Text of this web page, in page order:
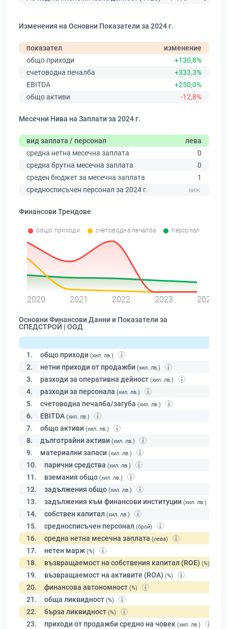
Изменения на Основни Показатели за 2024 г.
показател
изменение
общо приходи
+130,8%
счетоводна печалба
+333,3%
EBITDA
+250,0%
общо активи
-12,8%
Месечни Нива на Заплати за 2024 г.
вид заплата / персонал
лева
средна нетна месечна заплата
0
средна брутна месечна заплата
0
среден бюджет за месечна заплата
1
средносписъчен персонал за 2024 г.
Финансови Трендове
общо приходи счетоводна печалба персонал
2020 2021 2022 2023 2024
Основни Финансови Данни и Показатели за
СПЕДСТРОЙ | ООД
1. общо приходи (хил. лв.)
2. нетни приходи от продажби (хил. лв.)
3. разходи за оперативна дейност (хил. лв.)
4. разходи за персонала (хил. лв.)
5. счетоводна печалба/загуба (хил. лв.)
6. EBITDA (хил. лв.)
7. общо активи (хил. лв.)
8. дълготрайни активи (хил. лв.)
9. материални запаси (хил. лв.)
10. парични средства (хил. лв.)
11. вземания общо (хил. лв.)
12. задължения общо (хил. лв.)
13. задължения към финансови институции (хил. лв.)
14. собствен капитал (хил. лв.)
15. средносписъчен персонал (брой)
16. средна нетна месечна заплата (лева)
17. нетен марж (%)
18. възвращаемост на собствения капитал (ROE) (%)
19. възвращаемост на активите (ROA) (%)
20. финансова автономност (%)
21. обща ликвидност (%)
22. бърза ликвидност (%)
23. приходи от продажби средно на човек (хил. лв.)